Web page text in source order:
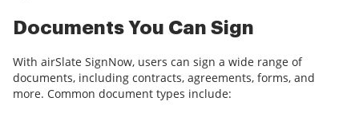
Documents You Can Sign
With airSlate SignNow, users can sign a wide range of
documents, including contracts, agreements, forms, and
more. Common document types include: